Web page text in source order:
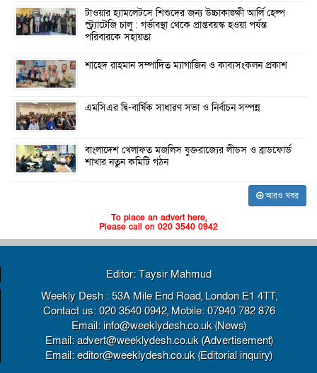
টাওয়ার হ্যামলেটসে শিশুদের জন্য উচ্চাকাঙ্ক্ষী আর্লি হেল্প
স্ট্র্যাটেজি চালু : গর্ভাবস্থা থেকে প্রাপ্তবয়স্ক হওয়া পর্যন্ত
পরিবারকে সহায়তা
শাহেদ রাহমান সম্পাদিত ম্যাগাজিন ও কাব্যসংকলন প্রকাশ
এমসিএর দ্বি-বার্ষিক সাধারণ সভা ও নির্বাচন সম্পন্ন
বাংলাদেশ খেলাফত মজলিস যুক্তরাজ্যের লীডস ও ব্রাডফোর্ড
শাখার নতুন কমিটি গঠন
আরও খবর
To place an advert here,
Please call on 020 3540 0942
Editor: Taysir Mahmud
Weekly Desh : 53A Mile End Road, London E1 4TT,
Contact us: 020 3540 0942, Mobile: 07940 782 876
Email: info@weeklydesh.co.uk (News)
Email: advert@weeklydesh.co.uk (Advertisement)
Email: editor@weeklydesh.co.uk (Editorial inquiry)